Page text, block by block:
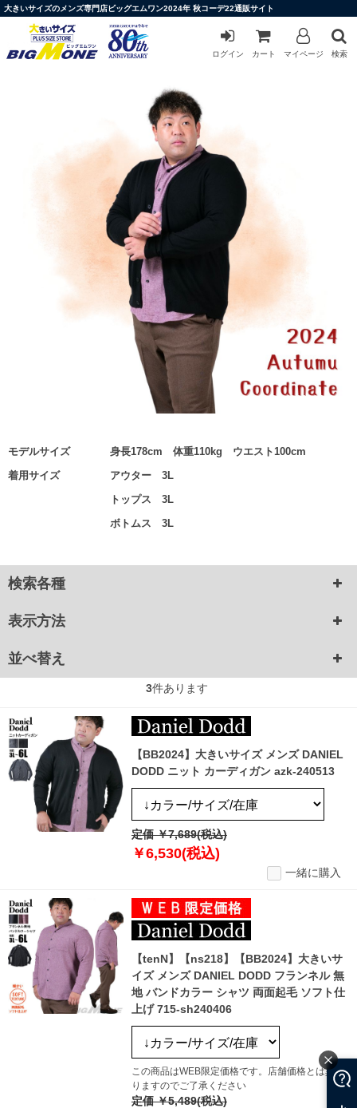
大きいサイズのメンズ専門店ビッグエムワン2024年 秋コーデ22通販サイト
ログイン カート マイページ 検索
モデルサイズ
身長178cm 体重110kg ウエスト100cm
着用サイズ
アウター 3L
トップス 3L
ボトムス 3L
検索各種
表示方法
並べ替え
3件あります
【BB2024】大きいサイズ メンズ DANIEL
DODD ニット カーディガン azk-240513
定価 ￥7,689(税込)
￥6,530(税込)
一緒に購入
【tenN】【ns218】【BB2024】大きいサ
イズ メンズ DANIEL DODD フランネル 無
地 バンドカラー シャツ 両面起毛 ソフト仕
上げ 715-sh240406
この商品はWEB限定価格です。店舗価格とは異な
りますのでご了承ください
定価 ￥5,489(税込)